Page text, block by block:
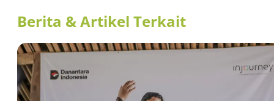
Berita & Artikel Terkait